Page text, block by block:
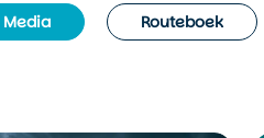
Media Routeboek